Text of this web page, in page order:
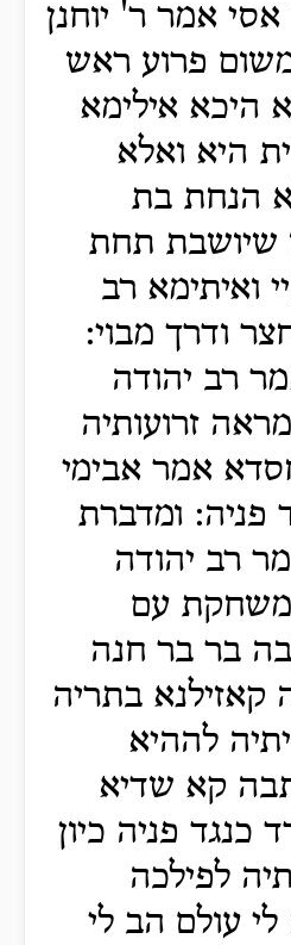
אמר ר' יוחנן
פרוע ראש
היכא אילימא
היא ואלא
הנחת בת
שיושבת תחת
ואיתימא רב
ודרך מבוי:
רב יהודה
זרועותיה
אמר אבימי
פניה: ומדברת
רב יהודה
עם
בר בר חנה
קאזילנא בתריה
לההיא
קא שדיא
כנגד פניה כיון
לפילכה
עולם הב לי